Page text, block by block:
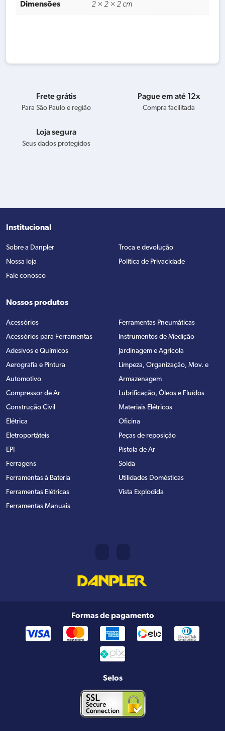
Dimensões 2 × 2 × 2 cm
Frete grátis
Para São Paulo e região
Pague em até 12x
Compra facilitada
Loja segura
Seus dados protegidos
Institucional
Sobre a Danpler
Nossa loja
Fale conosco
Troca e devolução
Política de Privacidade
Nossos produtos
Acessórios
Acessórios para Ferramentas
Adesivos e Químicos
Aerografia e Pintura
Automotivo
Compressor de Ar
Construção Civil
Elétrica
Eletroportáteis
EPI
Ferragens
Ferramentas à Bateria
Ferramentas Elétricas
Ferramentas Manuais
Ferramentas Pneumáticas
Instrumentos de Medição
Jardinagem e Agrícola
Limpeza, Organização, Mov. e
Armazenagem
Lubrificação, Óleos e Fluídos
Materiais Elétricos
Oficina
Peças de reposição
Pistola de Ar
Solda
Utilidades Domésticas
Vista Explodida
Formas de pagamento
Selos